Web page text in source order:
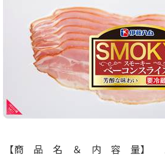
【商 品 名 ＆ 内 容 量】